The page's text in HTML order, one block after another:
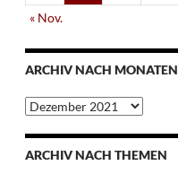
« Nov.
ARCHIV NACH MONATEN
Archiv
nach
Monaten
ARCHIV NACH THEMEN